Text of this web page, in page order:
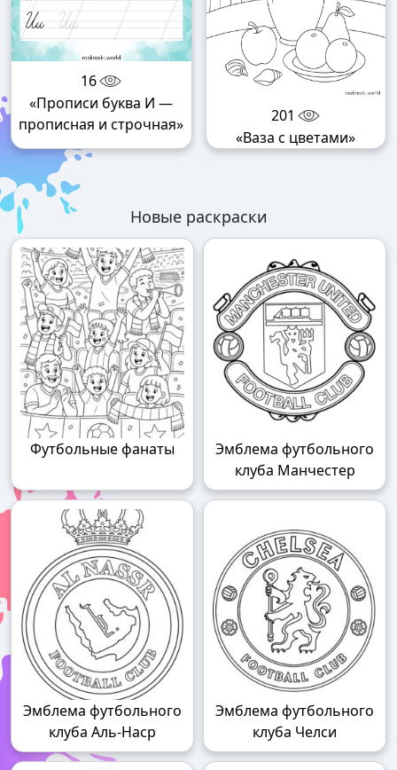
16
«Прописи буква И —
прописная и строчная»
201
«Ваза с цветами»
Новые раскраски
Футбольные фанаты
Эмблема футбольного
клуба Манчестер
Эмблема футбольного
клуба Аль-Наср
Эмблема футбольного
клуба Челси